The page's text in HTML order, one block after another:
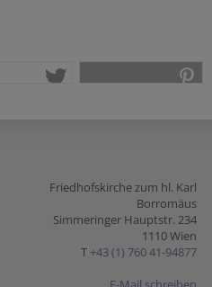
Friedhofskirche zum hl. Karl
Borromäus
Simmeringer Hauptstr. 234
1110 Wien
T +43 (1) 760 41-94877